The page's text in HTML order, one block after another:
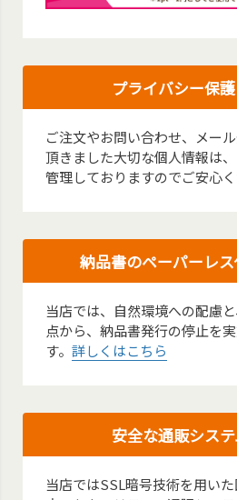
プライバシー保
ご注文やお問い合わせ、メー
頂きました大切な個人情報は
管理しておりますのでご安心く
納品書のペーパーレ
当店では、自然環境への配慮
点から、納品書発行の停止を
す。詳しくはこちら
安全な通販シス
当店ではSSL暗号技術を用い